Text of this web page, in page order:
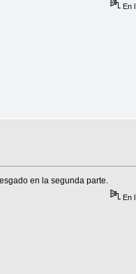
En
en la segunda parte.
En